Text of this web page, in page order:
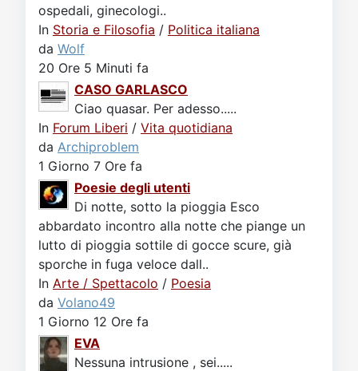
ospedali, ginecologi..
In Storia e Filosofia / Politica italiana
da Wolf
20 Ore 5 Minuti fa
CASO GARLASCO
Ciao quasar. Per adesso.....
In Forum Liberi / Vita quotidiana
da Archiproblem
1 Giorno 7 Ore fa
Poesie degli utenti
Di notte, sotto la pioggia Esco
abbardato incontro alla notte che piange un
lutto di pioggia sottile di gocce scure, già
sporche in fuga veloce dall..
In Arte / Spettacolo / Poesia
da Volano49
1 Giorno 12 Ore fa
EVA
Nessuna intrusione , sei.....